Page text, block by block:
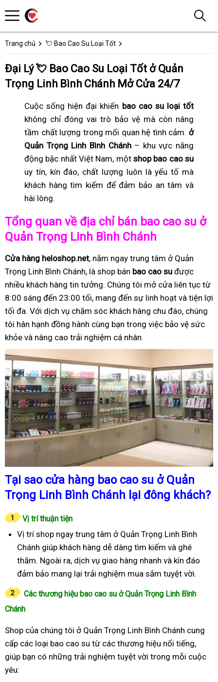
Trang chủ 💘 Bao Cao Su Loại Tốt
Đại Lý 💘 Bao Cao Su Loại Tốt ở Quản
Trọng Linh Bình Chánh Mở Cửa 24/7
Cuộc sống hiện đại khiến bao cao su loại tốt
không chỉ đóng vai trò bảo vệ mà còn nâng
tầm chất lượng trong mối quan hệ tình cảm. ở
Quản Trọng Linh Bình Chánh– khu vực năng
động bậc nhất Việt Nam, một shop bao cao su
uy tín, kín đáo, chất lượng luôn là yếu tố mà
khách hàng tìm kiếm để đảm bảo an tâm và
hài lòng.
Tổng quan về địa chỉ bán bao cao su ở
Quản Trọng Linh Bình Chánh
Cửa hàng heloshop.net, nằm ngay trung tâm ở Quản
Trọng Linh Bình Chánh, là shop bán bao cao su được
nhiều khách hàng tin tưởng. Chúng tôi mở cửa liên tục từ
8:00 sáng đến 23:00 tối, mang đến sự linh hoạt và tiện lợi
tối đa. Với dịch vụ chăm sóc khách hàng chu đáo, chúng
tôi hân hạnh đồng hành cùng bạn trong việc bảo vệ sức
khỏe và nâng cao trải nghiệm cá nhân.
Tại sao cửa hàng bao cao su ở Quản
Trọng Linh Bình Chánh lại đông khách?
Vị trí thuận tiện
Vị trí shop ngay trung tâm ở Quản Trọng Linh Bình
Chánh giúp khách hàng dễ dàng tìm kiếm và ghé
thăm. Ngoài ra, dịch vụ giao hàng nhanh và kín đáo
đảm bảo mang lại trải nghiệm mua sắm tuyệt vời.
Các thương hiệu bao cao su ở Quản Trọng Linh Bình
Chánh
Shop của chúng tôi ở Quản Trọng Linh Bình Chánh cung
cấp các loại bao cao su từ các thương hiệu nổi tiếng,
giúp bạn có những trải nghiệm tuyệt vời trong mỗi cuộc
yêu: